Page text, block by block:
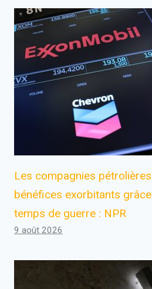
Les compagnies
bénéfices exorbitants
temps de guerre : NPR
9 août 2026